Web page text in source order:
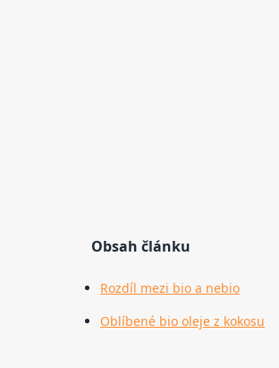
Obsah článku
Rozdíl mezi bio a nebio
Oblíbené bio oleje z kokosu